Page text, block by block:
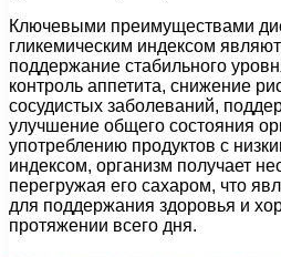
Ключевыми преимуществами
гликемическим индексом
поддержание стабильного
контроль аппетита, снижение
сосудистых заболеваний,
улучшение общего состояния
употреблению продуктов с
индексом, организм получает
перегружая его сахаром, что
для поддержания здоровья и
протяжении всего дня.